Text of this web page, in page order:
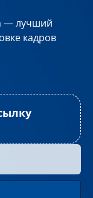
— лучший
кадров